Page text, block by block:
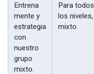
Entrena
mente y
estrategia
con
nuestro
grupo
mixto.
Para todos
los niveles,
mixto.